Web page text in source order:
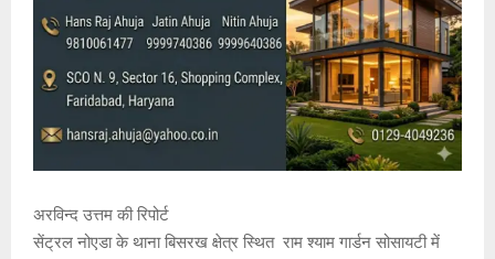
अरविन्द उत्तम की रिपोर्ट
सेंट्रल नोएडा के थाना बिसरख क्षेत्र स्थित राम श्याम गार्डन सोसायटी में